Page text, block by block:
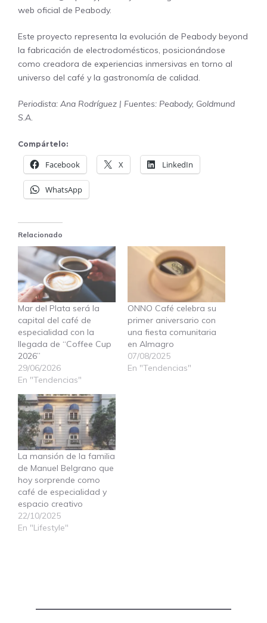
web oficial de Peabody.
Este proyecto representa la evolución de Peabody beyond
la fabricación de electrodomésticos, posicionándose
como creadora de experiencias inmersivas en torno al
universo del café y la gastronomía de calidad.
Periodista: Ana Rodríguez | Fuentes: Peabody, Goldmund
S.A.
Compártelo:
Facebook X LinkedIn
WhatsApp
Relacionado
Mar del Plata será la
capital del café de
especialidad con la
llegada de “Coffee Cup
2026”
29/06/2026
En "Tendencias"
ONNO Café celebra su
primer aniversario con
una fiesta comunitaria
en Almagro
07/08/2025
En "Tendencias"
La mansión de la familia
de Manuel Belgrano que
hoy sorprende como
café de especialidad y
espacio creativo
22/10/2025
En "Lifestyle"